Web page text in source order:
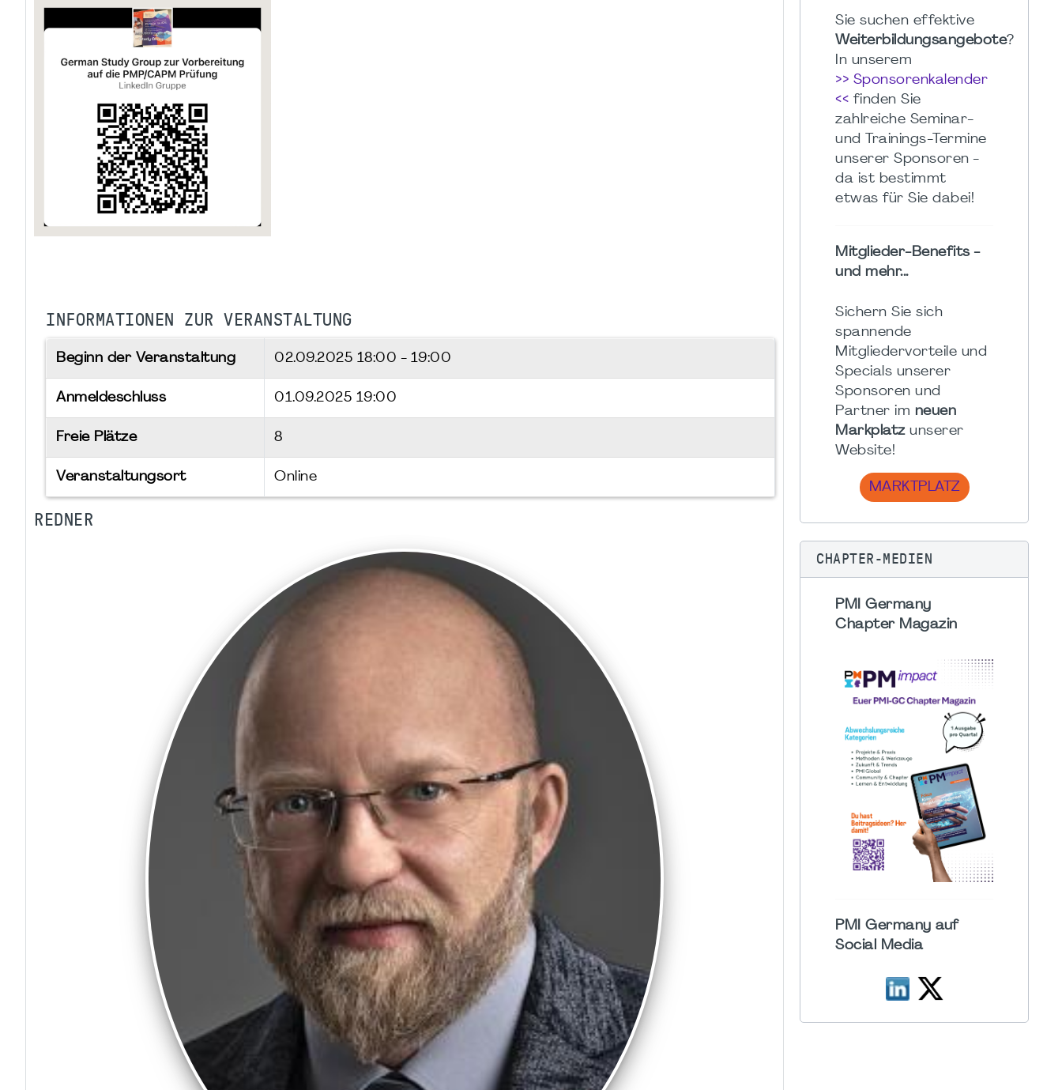
INFORMATIONEN ZUR VERANSTALTUNG
Beginn der Veranstaltung 02.09.2025 18:00 - 19:00
Anmeldeschluss 01.09.2025 19:00
Freie Plätze 8
Veranstaltungsort Online
REDNER
Sie suchen effektive
Weiterbildungsangebote?
In unserem
>> Sponsorenkalender
<< finden Sie
zahlreiche Seminar-
und Trainings-Termine
unserer Sponsoren -
da ist bestimmt
etwas für Sie dabei!
Mitglieder-Benefits -
und mehr...
Sichern Sie sich
spannende
Mitgliedervorteile und
Specials unserer
Sponsoren und
Partner im neuen
Markplatzunserer
Website!
MARKTPLATZ
CHAPTER-MEDIEN
PMI Germany
Chapter Magazin
PMI Germany auf
Social Media